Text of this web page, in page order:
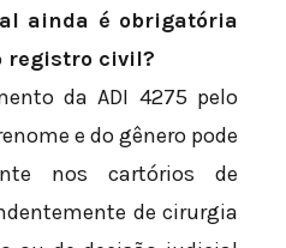
ainda é obrigatória
registro civil?
da ADI 4275 pelo
e do gênero pode
nos cartórios de
de cirurgia